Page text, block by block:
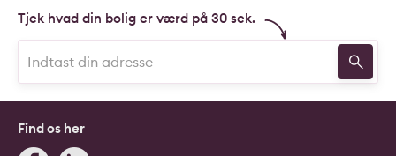
Tjek hvad din bolig er værd på 30 sek.
Find os her